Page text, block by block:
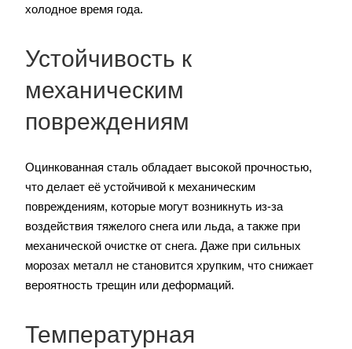
холодное время года.
Устойчивость к
механическим
повреждениям
Оцинкованная сталь обладает высокой прочностью,
что делает её устойчивой к механическим
повреждениям, которые могут возникнуть из-за
воздействия тяжелого снега или льда, а также при
механической очистке от снега. Даже при сильных
морозах металл не становится хрупким, что снижает
вероятность трещин или деформаций.
Температурная